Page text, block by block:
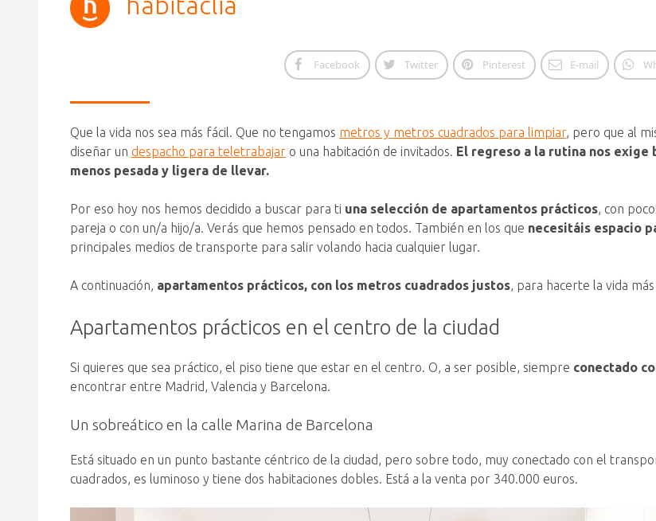
Facebook Twitter Pinterest E-mail
Que la vida nos sea más fácil. Que no tengamos metros y metros cuadrados para limpiar, pero que al
diseñar un despacho para teletrabajar o una habitación de invitados. El regreso a la rutina nos exige
menos pesada y ligera de llevar.
Por eso hoy nos hemos decidido a buscar para ti una selección de apartamentos prácticos, con
pareja o con un/a hijo/a. Verás que hemos pensado en todos. También en los que necesitáis espacio
principales medios de transporte para salir volando hacia cualquier lugar.
A continuación, apartamentos prácticos, con los metros cuadrados justos, para hacerte la vida
Apartamentos prácticos en el centro de la ciudad
Si quieres que sea práctico, el piso tiene que estar en el centro. O, a ser posible, siempre conectado
encontrar entre Madrid, Valencia y Barcelona.
Un sobreático en la calle Marina de Barcelona
Está situado en un punto bastante céntrico de la ciudad, pero sobre todo, muy conectado con el
cuadrados, es luminoso y tiene dos habitaciones dobles. Está a la venta por 340.000 euros.